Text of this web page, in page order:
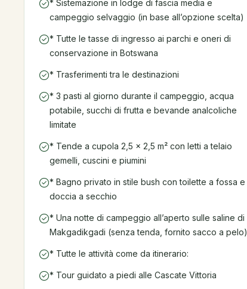
* Sistemazione in lodge di fascia media e
campeggio selvaggio (in base all’opzione scelta)
* Tutte le tasse di ingresso ai parchi e oneri di
conservazione in Botswana
* Trasferimenti tra le destinazioni
* 3 pasti al giorno durante il campeggio, acqua
potabile, succhi di frutta e bevande analcoliche
limitate
* Tende a cupola 2,5 × 2,5 m² con letti a telaio
gemelli, cuscini e piumini
* Bagno privato in stile bush con toilette a fossa e
doccia a secchio
* Una notte di campeggio all’aperto sulle saline di
Makgadikgadi (senza tenda, fornito sacco a pelo)
* Tutte le attività come da itinerario:
* Tour guidato a piedi alle Cascate Vittoria